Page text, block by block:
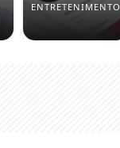
ENTRETENIMENTO